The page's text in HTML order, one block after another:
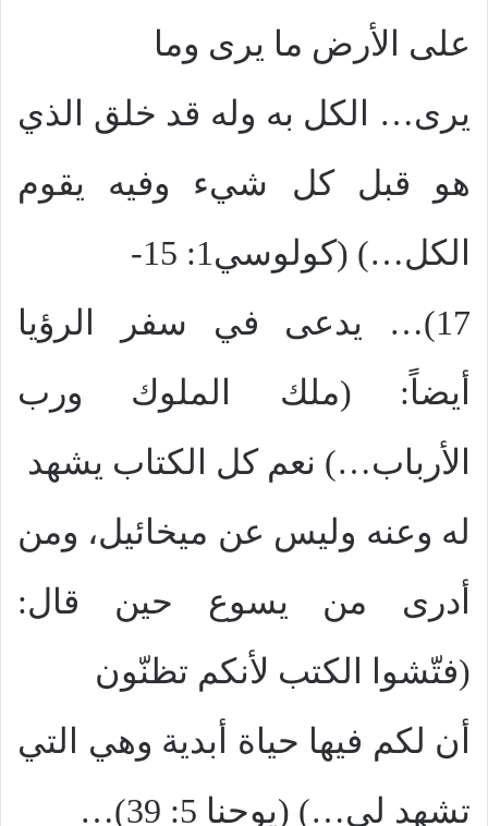
على الأرض ما يرى وما
يرى… الكل به وله قد خلق الذي
هو قبل كل شيء وفيه يقوم
الكل…) (كولوسي1: 15-
17)… يدعى في سفر الرؤيا
أيضاً: (ملك الملوك ورب
الأرباب…) نعم كل الكتاب يشهد
له وعنه وليس عن ميخائيل، ومن
أدرى من يسوع حين قال:
(فتّشوا الكتب لأنكم تظنّون
أن لكم فيها حياة أبدية وهي التي
تشهد لي…) (يوحنا 5: 39)…